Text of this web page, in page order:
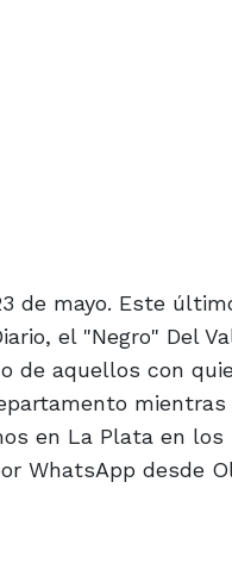
de mayo. Este
el "Negro" Del
de aquellos con
mientras
en La Plata en los
WhatsApp desde